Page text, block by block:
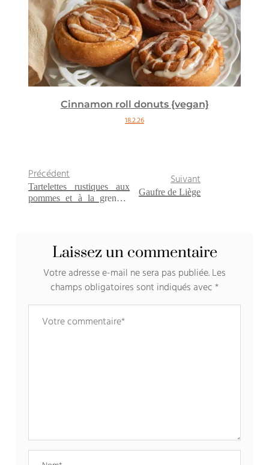
Cinnamon roll donuts {vegan}
18.2.26
Précédent
Tartelettes rustiques aux
pommes et à la grenade
Suivant
Gaufre de Liège
Laissez un commentaire
Votre adresse e-mail ne sera pas publiée.Les
champs obligatoires sont indiqués avec*